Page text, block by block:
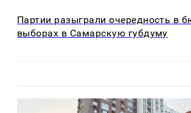
Партии разыграли очередность в
выборах в Самарскую губдуму